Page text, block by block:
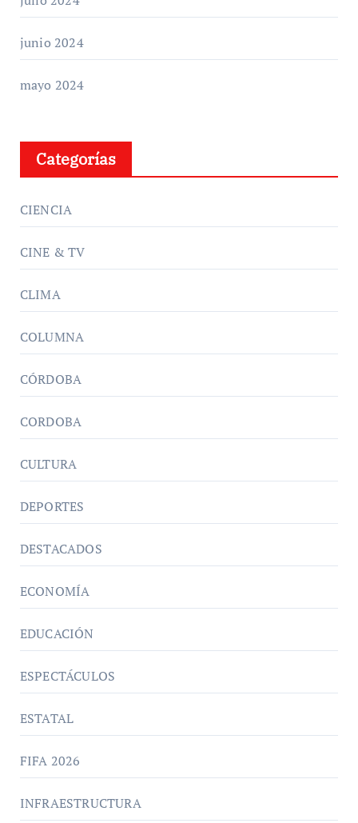
junio 2024
mayo 2024
Categorías
CIENCIA
CINE & TV
CLIMA
COLUMNA
CÓRDOBA
CORDOBA
CULTURA
DEPORTES
DESTACADOS
ECONOMÍA
EDUCACIÓN
ESPECTÁCULOS
ESTATAL
FIFA 2026
INFRAESTRUCTURA